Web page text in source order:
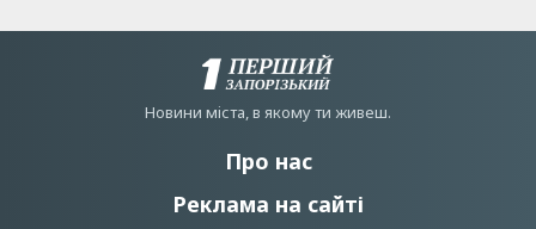
Новини мiста, в якому ти живеш.
Про нас
Реклама на сайті